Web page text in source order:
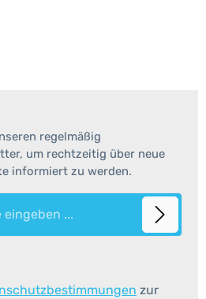
regelmäßig
um rechtzeitig über neue
informiert zu werden.
zur